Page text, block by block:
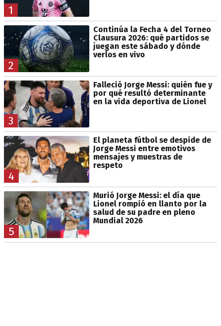
1
2
Continúa la Fecha 4 del Torneo
Clausura 2026: qué partidos se
juegan este sábado y dónde
verlos en vivo
3
Falleció Jorge Messi: quién fue y
por qué resultó determinante
en la vida deportiva de Lionel
4
El planeta fútbol se despide de
Jorge Messi entre emotivos
mensajes y muestras de
respeto
5
Murió Jorge Messi: el día que
Lionel rompió en llanto por la
salud de su padre en pleno
Mundial 2026